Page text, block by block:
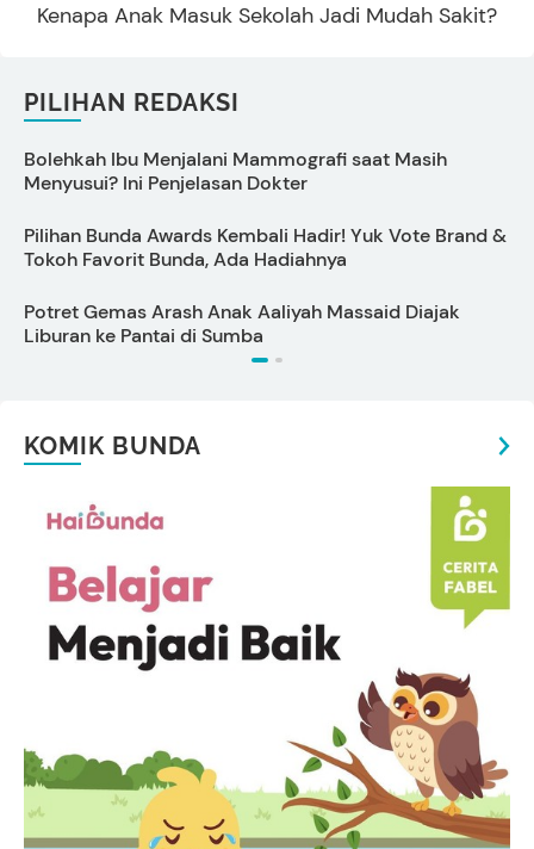
Kenapa Anak Masuk Sekolah Jadi Mudah Sakit?
PILIHAN REDAKSI
Bolehkah Ibu Menjalani Mammografi saat Masih
Menyusui? Ini Penjelasan Dokter
Pilihan Bunda Awards Kembali Hadir! Yuk Vote Brand &
Tokoh Favorit Bunda, Ada Hadiahnya
Potret Gemas Arash Anak Aaliyah Massaid Diajak
Liburan ke Pantai di Sumba
KOMIK BUNDA